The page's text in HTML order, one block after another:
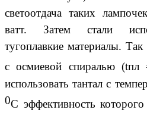
светоотдача таких
ватт. Затем стали
тугоплавкие материалы.
с осмиевой спиралью
использовать тантал с
0С эффективность